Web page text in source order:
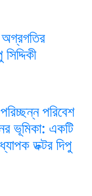
অগ্রগতির
পরিবেশ
ভূমিকা: একটি
ডক্টর দিপু